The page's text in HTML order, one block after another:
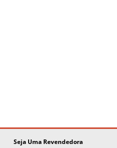
Seja Uma Revendedora